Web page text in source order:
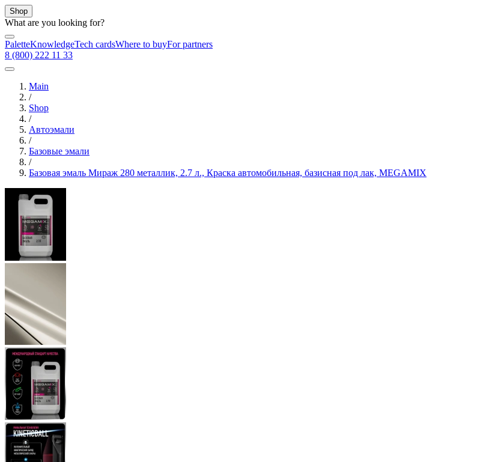
Shop
What are you looking for?
PaletteKnowledgeTech cardsWhere to buyFor partners
8 (800) 222 11 33
Main
/
Shop
/
Автоэмали
/
Базовые эмали
/
Базовая эмаль Мираж 280 металлик, 2.7 л., Краска автомобильная, базисная под лак, MEGAMIX